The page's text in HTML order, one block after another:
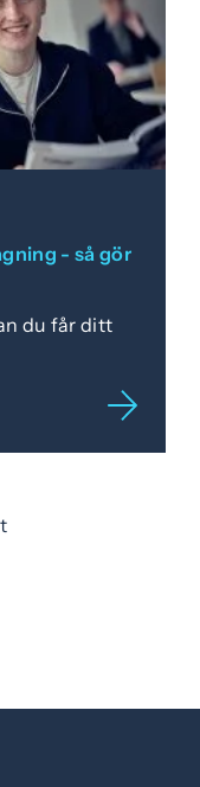
- så gör
du får ditt